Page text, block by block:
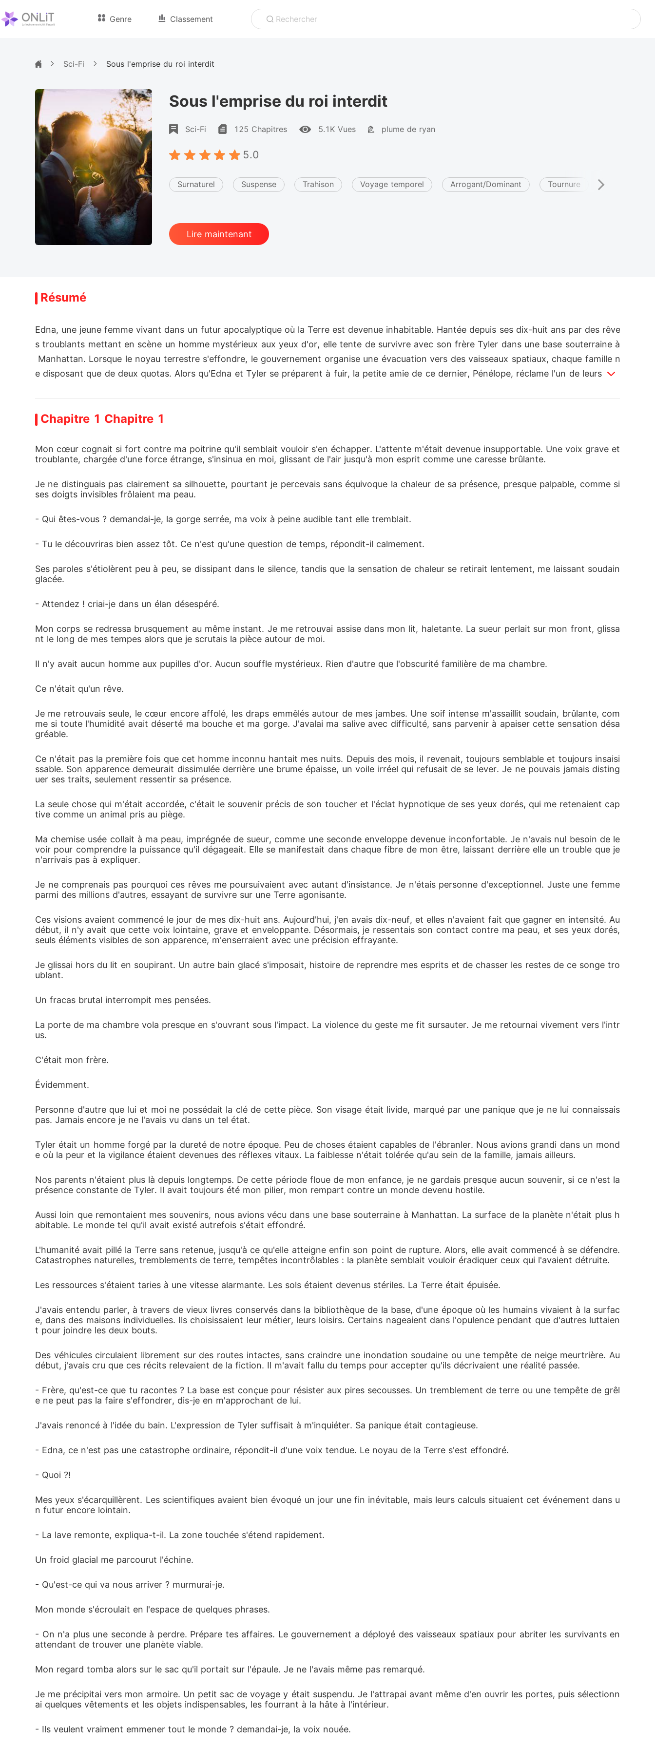
Genre Classement Rechercher
Sci-Fi Sous l'emprise du roi interdit
Sous l'emprise du roi interdit
Sci-Fi 125 Chapitres 5.1K Vues plume de ryan
5.0
Surnaturel Suspense Trahison Voyage temporel Arrogant/Dominant Tournure
Lire maintenant
Résumé
Edna, une jeune femme vivant dans un futur apocalyptique où la Terre est devenue inhabitable. Hantée depuis ses dix-huit ans par des rêve
s troublants mettant en scène un homme mystérieux aux yeux d'or, elle tente de survivre avec son frère Tyler dans une base souterraine à
Manhattan. Lorsque le noyau terrestre s'effondre, le gouvernement organise une évacuation vers des vaisseaux spatiaux, chaque famille n
e disposant que de deux quotas. Alors qu'Edna et Tyler se préparent à fuir, la petite amie de ce dernier, Pénélope, réclame l'un de leurs quo
pour le sauver et l'emmener jusqu'au vaisseau, les autorités déclarent son frère mort et lui interdisent l'accès aux soins. Dévastée mais cont
ue sans quota, accomplissant ainsi un dernier acte de compassion fidèle à l'esprit de son frère.
À bord du vaisseau, Edna tente de reconstruire sa vie dans une cité spatiale régie par des règles strictes, tandis que ses rêves énigmatiques
ur son cou, preuve troublante que ces visions dépassent le simple cauchemar. Alors que la Terre disparaît définitivement et qu'une nouvelle
x qui semble la lier à une force bien plus grande qu'elle.
Chapitre 1 Chapitre 1
Mon cœur cognait si fort contre ma poitrine qu'il semblait vouloir s'en échapper. L'attente m'était devenue insupportable. Une voix grave et
troublante, chargée d'une force étrange, s'insinua en moi, glissant de l'air jusqu'à mon esprit comme une caresse brûlante.
Je ne distinguais pas clairement sa silhouette, pourtant je percevais sans équivoque la chaleur de sa présence, presque palpable, comme si
ses doigts invisibles frôlaient ma peau.
- Qui êtes-vous ? demandai-je, la gorge serrée, ma voix à peine audible tant elle tremblait.
- Tu le découvriras bien assez tôt. Ce n'est qu'une question de temps, répondit-il calmement.
Ses paroles s'étiolèrent peu à peu, se dissipant dans le silence, tandis que la sensation de chaleur se retirait lentement, me laissant soudain
glacée.
- Attendez ! criai-je dans un élan désespéré.
Mon corps se redressa brusquement au même instant. Je me retrouvai assise dans mon lit, haletante. La sueur perlait sur mon front, glissa
nt le long de mes tempes alors que je scrutais la pièce autour de moi.
Il n'y avait aucun homme aux pupilles d'or. Aucun souffle mystérieux. Rien d'autre que l'obscurité familière de ma chambre.
Ce n'était qu'un rêve.
Je me retrouvais seule, le cœur encore affolé, les draps emmêlés autour de mes jambes. Une soif intense m'assaillit soudain, brûlante, com
me si toute l'humidité avait déserté ma bouche et ma gorge. J'avalai ma salive avec difficulté, sans parvenir à apaiser cette sensation désa
gréable.
Ce n'était pas la première fois que cet homme inconnu hantait mes nuits. Depuis des mois, il revenait, toujours semblable et toujours insaisi
ssable. Son apparence demeurait dissimulée derrière une brume épaisse, un voile irréel qui refusait de se lever. Je ne pouvais jamais disting
uer ses traits, seulement ressentir sa présence.
La seule chose qui m'était accordée, c'était le souvenir précis de son toucher et l'éclat hypnotique de ses yeux dorés, qui me retenaient cap
tive comme un animal pris au piège.
Ma chemise usée collait à ma peau, imprégnée de sueur, comme une seconde enveloppe devenue inconfortable. Je n'avais nul besoin de le
voir pour comprendre la puissance qu'il dégageait. Elle se manifestait dans chaque fibre de mon être, laissant derrière elle un trouble que je
n'arrivais pas à expliquer.
Je ne comprenais pas pourquoi ces rêves me poursuivaient avec autant d'insistance. Je n'étais personne d'exceptionnel. Juste une femme
parmi des millions d'autres, essayant de survivre sur une Terre agonisante.
Ces visions avaient commencé le jour de mes dix-huit ans. Aujourd'hui, j'en avais dix-neuf, et elles n'avaient fait que gagner en intensité. Au
début, il n'y avait que cette voix lointaine, grave et enveloppante. Désormais, je ressentais son contact contre ma peau, et ses yeux dorés,
seuls éléments visibles de son apparence, m'enserraient avec une précision effrayante.
Je glissai hors du lit en soupirant. Un autre bain glacé s'imposait, histoire de reprendre mes esprits et de chasser les restes de ce songe tro
ublant.
Un fracas brutal interrompit mes pensées.
La porte de ma chambre vola presque en s'ouvrant sous l'impact. La violence du geste me fit sursauter. Je me retournai vivement vers l'intr
us.
C'était mon frère.
Évidemment.
Personne d'autre que lui et moi ne possédait la clé de cette pièce. Son visage était livide, marqué par une panique que je ne lui connaissais
pas. Jamais encore je ne l'avais vu dans un tel état.
Tyler était un homme forgé par la dureté de notre époque. Peu de choses étaient capables de l'ébranler. Nous avions grandi dans un mond
e où la peur et la vigilance étaient devenues des réflexes vitaux. La faiblesse n'était tolérée qu'au sein de la famille, jamais ailleurs.
Nos parents n'étaient plus là depuis longtemps. De cette période floue de mon enfance, je ne gardais presque aucun souvenir, si ce n'est la
présence constante de Tyler. Il avait toujours été mon pilier, mon rempart contre un monde devenu hostile.
Aussi loin que remontaient mes souvenirs, nous avions vécu dans une base souterraine à Manhattan. La surface de la planète n'était plus h
abitable. Le monde tel qu'il avait existé autrefois s'était effondré.
L'humanité avait pillé la Terre sans retenue, jusqu'à ce qu'elle atteigne enfin son point de rupture. Alors, elle avait commencé à se défendre.
Catastrophes naturelles, tremblements de terre, tempêtes incontrôlables : la planète semblait vouloir éradiquer ceux qui l'avaient détruite.
Les ressources s'étaient taries à une vitesse alarmante. Les sols étaient devenus stériles. La Terre était épuisée.
J'avais entendu parler, à travers de vieux livres conservés dans la bibliothèque de la base, d'une époque où les humains vivaient à la surfac
e, dans des maisons individuelles. Ils choisissaient leur métier, leurs loisirs. Certains nageaient dans l'opulence pendant que d'autres luttaien
t pour joindre les deux bouts.
Des véhicules circulaient librement sur des routes intactes, sans craindre une inondation soudaine ou une tempête de neige meurtrière. Au
début, j'avais cru que ces récits relevaient de la fiction. Il m'avait fallu du temps pour accepter qu'ils décrivaient une réalité passée.
- Frère, qu'est-ce que tu racontes ? La base est conçue pour résister aux pires secousses. Un tremblement de terre ou une tempête de grêl
e ne peut pas la faire s'effondrer, dis-je en m'approchant de lui.
J'avais renoncé à l'idée du bain. L'expression de Tyler suffisait à m'inquiéter. Sa panique était contagieuse.
- Edna, ce n'est pas une catastrophe ordinaire, répondit-il d'une voix tendue. Le noyau de la Terre s'est effondré.
- Quoi ?!
Mes yeux s'écarquillèrent. Les scientifiques avaient bien évoqué un jour une fin inévitable, mais leurs calculs situaient cet événement dans u
n futur encore lointain.
- La lave remonte, expliqua-t-il. La zone touchée s'étend rapidement.
Un froid glacial me parcourut l'échine.
- Qu'est-ce qui va nous arriver ? murmurai-je.
Mon monde s'écroulait en l'espace de quelques phrases.
- On n'a plus une seconde à perdre. Prépare tes affaires. Le gouvernement a déployé des vaisseaux spatiaux pour abriter les survivants en
attendant de trouver une planète viable.
Mon regard tomba alors sur le sac qu'il portait sur l'épaule. Je ne l'avais même pas remarqué.
Je me précipitai vers mon armoire. Un petit sac de voyage y était suspendu. Je l'attrapai avant même d'en ouvrir les portes, puis sélectionn
ai quelques vêtements et les objets indispensables, les fourrant à la hâte à l'intérieur.
- Ils veulent vraiment emmener tout le monde ? demandai-je, la voix nouée.